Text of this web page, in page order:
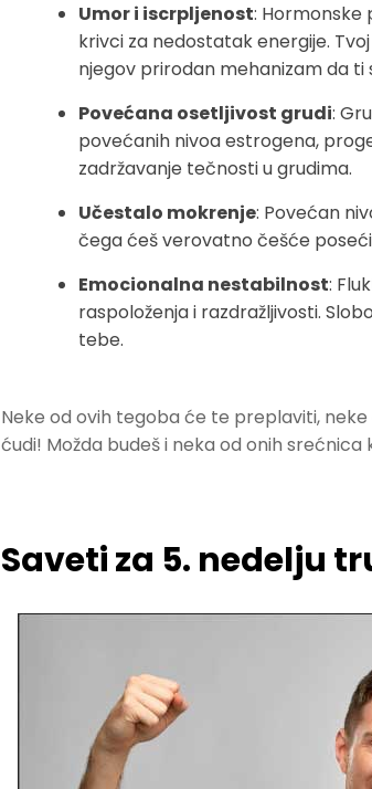
Umor i iscrpljenost: Hormonske
krivci za nedostatak energije.
njegov prirodan mehanizam da
Povećana osetljivost grudi:
povećanih nivoa estrogena,
zadržavanje tečnosti u grudima.
Učestalo mokrenje: Povećan
čega ćeš verovatno češće
Emocionalna nestabilnost:
raspoloženja i razdražljivosti.
tebe.
Neke od ovih tegoba će te preplaviti,
ćudi! Možda budeš i neka od onih
Saveti za 5. nedelju